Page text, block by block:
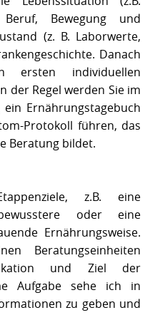
Beruf, Bewegung und
(z. B. Laborwerte,
Danach
individuellen
der Regel werden Sie im
Ernährungstagebuch
Protokoll führen, das
Beratung bildet.
z.B. eine
oder eine
Ernährungsweise.
Beratungseinheiten
und Ziel der
Aufgabe sehe ich in
zu geben und